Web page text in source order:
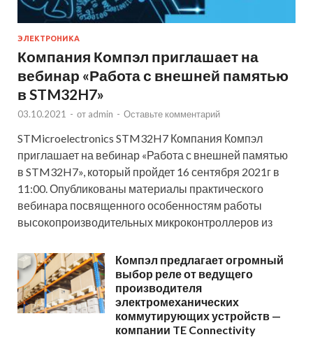
ЭЛЕКТРОНИКА
Компания Компэл приглашает на
вебинар «Работа с внешней памятью
в STM32H7»
03.10.2021 - от admin - Оставьте комментарий
STMicroelectronics STM32H7 Компания Компэл
приглашает на вебинар «Работа с внешней памятью
в STM32H7», который пройдет 16 сентября 2021г в
11:00. Опубликованы материалы практического
вебинара посвященного особенностям работы
высокопроизводительных микроконтроллеров из
Компэл предлагает огромный
выбор реле от ведущего
производителя
электромеханических
коммутирующих устройств —
компании TE Connectivity